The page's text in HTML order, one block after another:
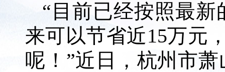
“目前已经按照最
来可以节省近15万元
呢！”近日，杭州市